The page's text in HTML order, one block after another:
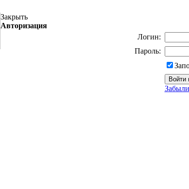
Закрыть
Авторизация
Логин:
Пароль: